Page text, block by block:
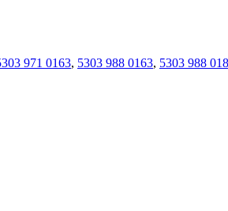
971 0163, 5303 988 0163, 5303 988